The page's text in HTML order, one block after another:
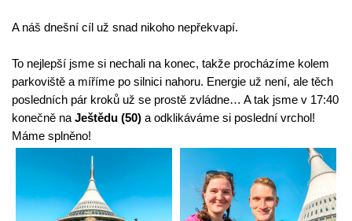
A náš dnešní cíl už snad nikoho nepřekvapí.
To nejlepší jsme si nechali na konec, takže procházíme kolem
parkoviště a míříme po silnici nahoru. Energie už není, ale těch
posledních pár kroků už se prostě zvládne… A tak jsme v 17:40
konečně na Ještědu (50) a odklikáváme si poslední vrchol!
Máme splněno!